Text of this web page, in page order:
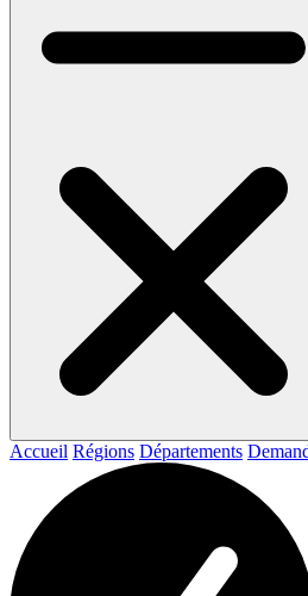
Accueil Régions Départements